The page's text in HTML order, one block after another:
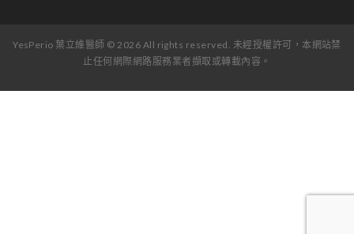
YesPerio 葉立維醫師 © 2026 All rights reserved. 未經授權許可，本網站禁
止任何網際網路服務業者擷取或轉載內容。